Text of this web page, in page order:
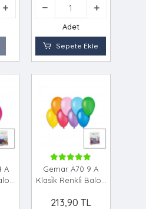
Adet
Sepete Ekle
A
Gemar A70 9 A
Klasi̇k Renkli̇ Balon
213,90 TL